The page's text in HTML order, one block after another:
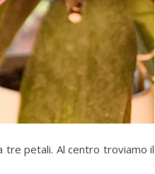
petali. Al centro troviamo il